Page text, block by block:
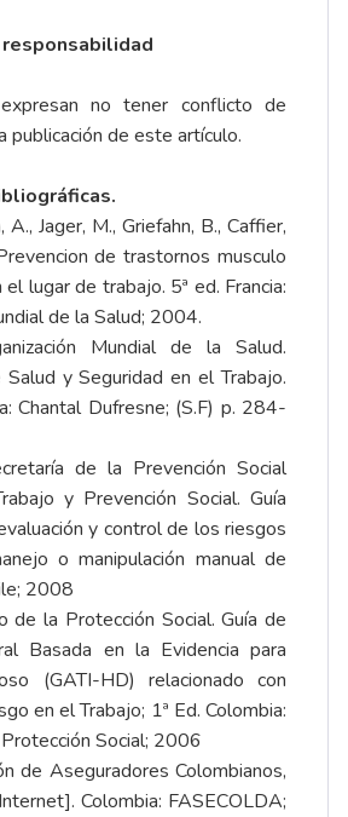
no tener conflicto de
publicación de este artículo.
Jager, M., Griefahn, B., Caffier,
de trastornos musculo
lugar de trabajo. 5ª ed. Francia:
de la Salud; 2004.
Mundial de la Salud.
Salud y Seguridad en el Trabajo.
Chantal Dufresne; (S.F) p. 284-
de la Prevención Social
y Prevención Social. Guía
y control de los riesgos
o manipulación manual de
2008
la Protección Social. Guía de
Basada en la Evidencia para
(GATI-HD) relacionado con
en el Trabajo; 1ª Ed. Colombia:
Social; 2006
Aseguradores Colombianos,
Colombia: FASECOLDA;